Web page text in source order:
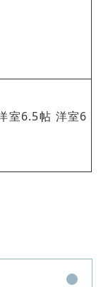
室6.5帖 洋室6